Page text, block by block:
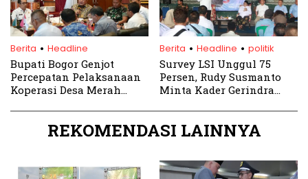
Berita . Headline
Bupati Bogor Genjot
Percepatan Pelaksanaan
Koperasi Desa Merah
Berita . Headline . politik
Survey LSI Unggul 75
Persen, Rudy Susmanto
Minta Kader Gerindra
REKOMENDASI LAINNYA